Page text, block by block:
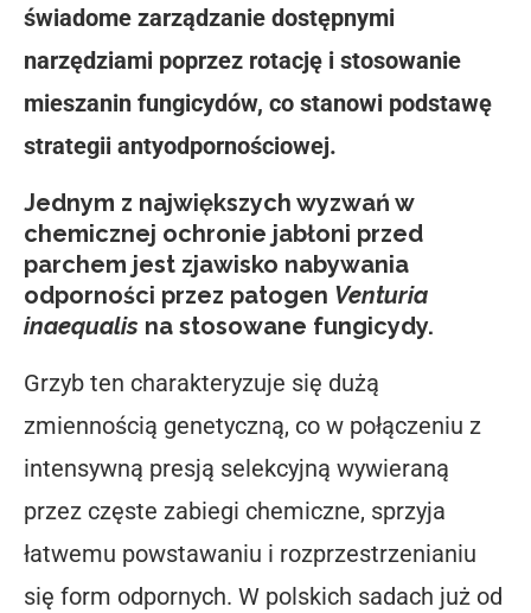
świadome zarządzanie dostępnymi
narzędziami poprzez rotację i stosowanie
mieszanin fungicydów, co stanowi podstawę
strategii antyodpornościowej.
Jednym z największych wyzwań w
chemicznej ochronie jabłoni przed
parchem jest zjawisko nabywania
odporności przez patogen Venturia
inaequalis na stosowane fungicydy.
Grzyb ten charakteryzuje się dużą
zmiennością genetyczną, co w połączeniu z
intensywną presją selekcyjną wywieraną
przez częste zabiegi chemiczne, sprzyja
łatwemu powstawaniu i rozprzestrzenianiu
się form odpornych. W polskich sadach już od